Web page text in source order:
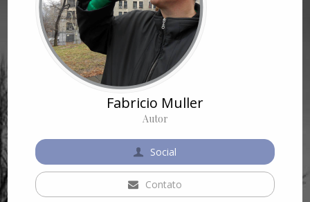
Fabricio Muller
Autor
Social
Contato